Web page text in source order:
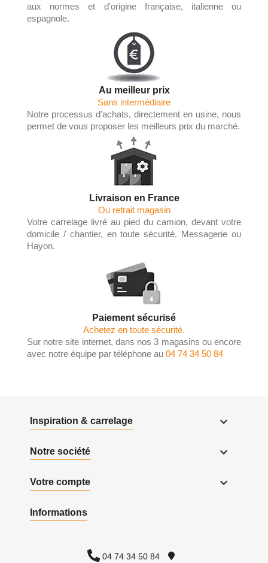
aux normes et d'origine française, italienne ou
espagnole.
Au meilleur prix
Sans intermédiaire
Notre processus d'achats, directement en usine, nous
permet de vous proposer les meilleurs prix du marché.
Livraison en France
Ou retrait magasin
Votre carrelage livré au pied du camion, devant votre
domicile / chantier, en toute sécurité. Messagerie ou
Hayon.
Paiement sécurisé
Achetez en toute sécurité.
Sur notre site internet, dans nos 3 magasins ou encore
avec notre équipe par téléphone au 04 74 34 50 84
Inspiration & carrelage 
Notre société 
Votre compte 
Informations
04 74 34 50 84